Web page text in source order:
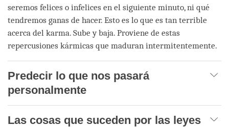
seremos felices o infelices en el siguiente minuto, ni qué
tendremos ganas de hacer. Esto es lo que es tan terrible
acerca del karma. Sube y baja. Proviene de estas
repercusiones kármicas que maduran intermitentemente.
Predecir lo que nos pasará
personalmente
Las cosas que suceden por las leyes